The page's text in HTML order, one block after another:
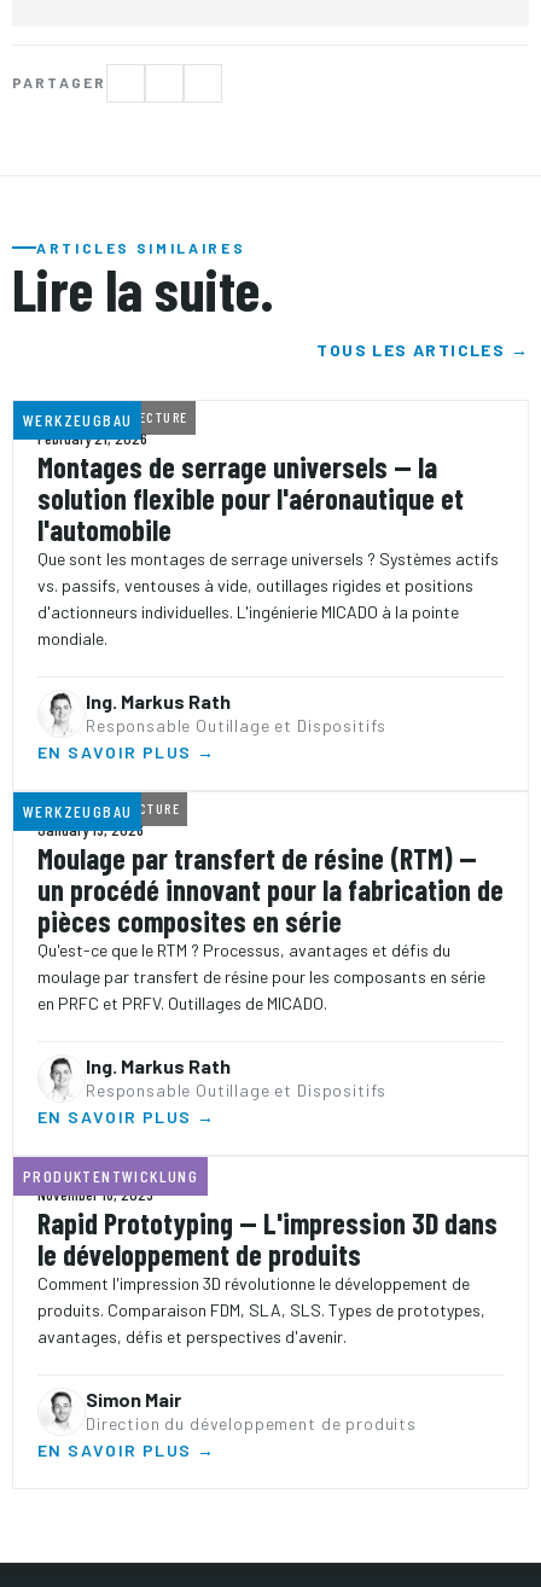
PARTAGER
ARTICLES SIMILAIRES
Lire la suite.
TOUS LES ARTICLES →
WERKZEUGBAU
10 MIN TEMPS DE LECTURE
February 21, 2026
Montages de serrage universels — la
solution flexible pour l'aéronautique et
l'automobile
Que sont les montages de serrage universels ? Systèmes actifs
vs. passifs, ventouses à vide, outillages rigides et positions
d'actionneurs individuelles. L'ingénierie MICADO à la pointe
mondiale.
Ing. Markus Rath
Responsable Outillage et Dispositifs
EN SAVOIR PLUS →
WERKZEUGBAU
6 MINTEMPS DE LECTURE
January 15, 2026
Moulage par transfert de résine (RTM) —
un procédé innovant pour la fabrication de
pièces composites en série
Qu'est-ce que le RTM ? Processus, avantages et défis du
moulage par transfert de résine pour les composants en série
en PRFC et PRFV. Outillages de MICADO.
Ing. Markus Rath
Responsable Outillage et Dispositifs
EN SAVOIR PLUS →
PRODUKTENTWICKLUNG
7 MINTEMPS DE LECTURE
November 18, 2025
Rapid Prototyping — L'impression 3D dans
le développement de produits
Comment l'impression 3D révolutionne le développement de
produits. Comparaison FDM, SLA, SLS. Types de prototypes,
avantages, défis et perspectives d'avenir.
Simon Mair
Direction du développement de produits
EN SAVOIR PLUS →